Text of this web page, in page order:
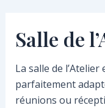
Salle de
La salle de
parfaitement
réunions ou